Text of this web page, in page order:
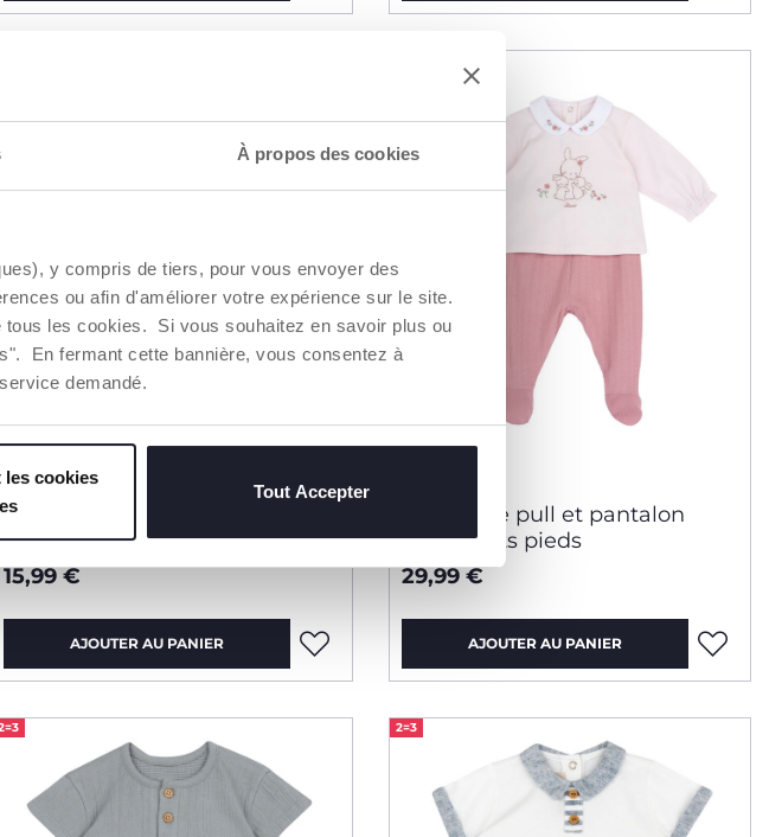
À propos des cookies
y compris de tiers, pour vous envoyer des
ou afin d'améliorer votre expérience sur le site.
les cookies. Si vous souhaitez en savoir plus ou
En fermant cette bannière, vous consentez à
demandé.
les cookies
Tout Accepter
Ensemble pull et pantalon
avec petits pieds
15,99 €
AJOUTER AU PANIER
Ensemble pull et pantalon
avec petits pieds
29,99 €
AJOUTER AU PANIER
2=3